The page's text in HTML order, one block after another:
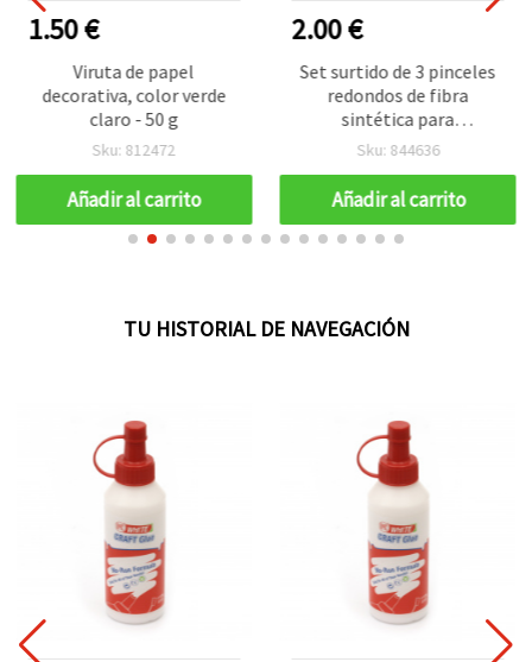
1.50 €
Viruta de papel
decorativa, color verde
claro - 50 g
Sku: 812472
Añadir al carrito
2.00 €
Set surtido de 3 pinceles
redondos de fibra
sintética para
manualidades y pintura
Sku: 844636
Añadir al carrito
TU HISTORIAL DE NAVEGACIÓN